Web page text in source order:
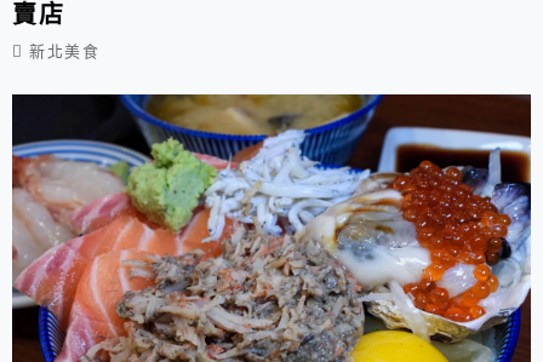
賣店
新北美食